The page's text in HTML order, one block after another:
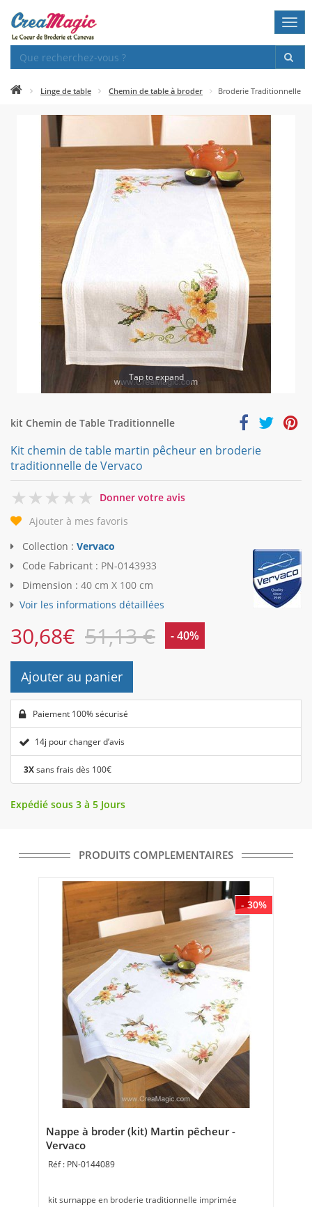
Linge de table Chemin de table à broder Broderie Traditionnelle
Tap to expand
kit Chemin de Table Traditionnelle
Kit chemin de table martin pêcheur en broderie
traditionnelle de Vervaco
0
Donner votre avis
Ajouter à mes favoris
Collection : Vervaco
Code Fabricant : PN-0143933
Dimension : 40 cm X 100 cm
Voir les informations détaillées
30,68€ 51,13 € - 40%
Ajouter au panier
Paiement 100% sécurisé
14j pour changer d’avis
3Xsans frais dès 100€
Expédié sous 3 à 5 Jours
PRODUITS COMPLEMENTAIRES
- 30%
Nappe à broder (kit) Martin pêcheur -
Vervaco
PN-0144089
kit surnappe en broderie traditionnelle imprimée